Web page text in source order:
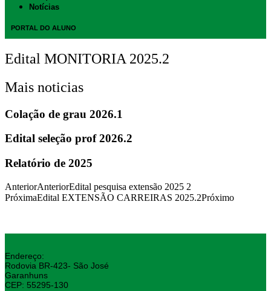
Notícias
PORTAL DO ALUNO
Edital MONITORIA 2025.2
Mais noticias
Colação de grau 2026.1
Edital seleção prof 2026.2
Relatório de 2025
AnteriorAnteriorEdital pesquisa extensão 2025 2
PróximaEdital EXTENSÃO CARREIRAS 2025.2Próximo
Endereço:
Rodovia BR-423- São José
Garanhuns
CEP: 55295-130